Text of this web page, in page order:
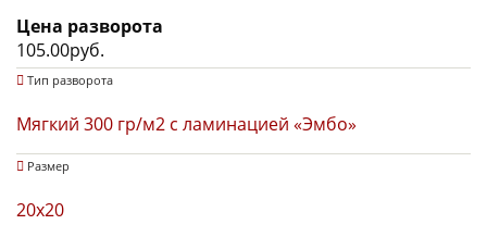
Цена разворота
105.00руб.
Тип разворота
Мягкий 300 гр/м2 с ламинацией «Эмбо»
Размер
20x20